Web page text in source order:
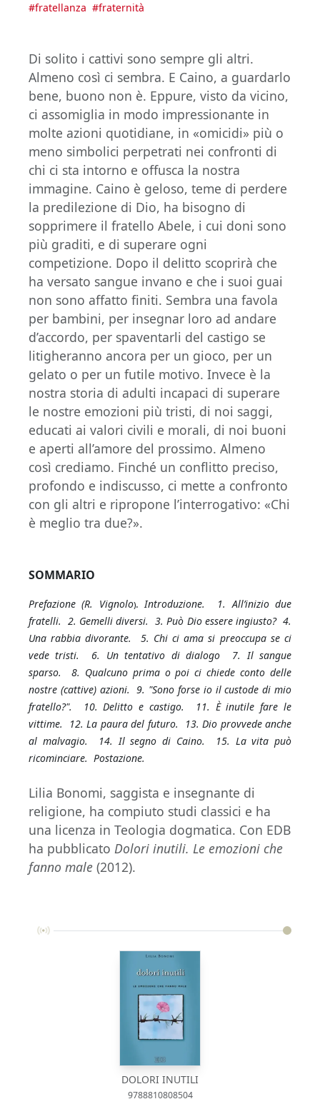
#fratellanza #fraternità
Di solito i cattivi sono sempre gli altri.
Almeno così ci sembra. E Caino, a guardarlo
bene, buono non è. Eppure, visto da vicino,
ci assomiglia in modo impressionante in
molte azioni quotidiane, in «omicidi» più o
meno simbolici perpetrati nei confronti di
chi ci sta intorno e offusca la nostra
immagine. Caino è geloso, teme di perdere
la predilezione di Dio, ha bisogno di
sopprimere il fratello Abele, i cui doni sono
più graditi, e di superare ogni
competizione. Dopo il delitto scoprirà che
ha versato sangue invano e che i suoi guai
non sono affatto finiti. Sembra una favola
per bambini, per insegnar loro ad andare
d’accordo, per spaventarli del castigo se
litigheranno ancora per un gioco, per un
gelato o per un futile motivo. Invece è la
nostra storia di adulti incapaci di superare
le nostre emozioni più tristi, di noi saggi,
educati ai valori civili e morali, di noi buoni
e aperti all’amore del prossimo. Almeno
così crediamo. Finché un conflitto preciso,
profondo e indiscusso, ci mette a confronto
con gli altri e ripropone l’interrogativo: «Chi
è meglio tra due?».
SOMMARIO
Prefazione (R. Vignolo).Introduzione. 1. All’inizio due
fratelli. 2. Gemelli diversi. 3. Può Dio essere ingiusto? 4.
Una rabbia divorante. 5. Chi ci ama si preoccupa se ci
vede tristi. 6. Un tentativo di dialogo 7. Il sangue
sparso. 8. Qualcuno prima o poi ci chiede conto delle
nostre (cattive) azioni. 9. "Sono forse io il custode di mio
fratello?". 10. Delitto e castigo. 11. È inutile fare le
vittime. 12. La paura del futuro. 13. Dio provvede anche
al malvagio. 14. Il segno di Caino. 15. La vita può
ricominciare. Postazione.
Lilia Bonomi, saggista e insegnante di
religione, ha compiuto studi classici e ha
una licenza in Teologia dogmatica. Con EDB
ha pubblicato Dolori inutili. Le emozioni che
fanno male (2012).
DOLORI INUTILI
9788810808504